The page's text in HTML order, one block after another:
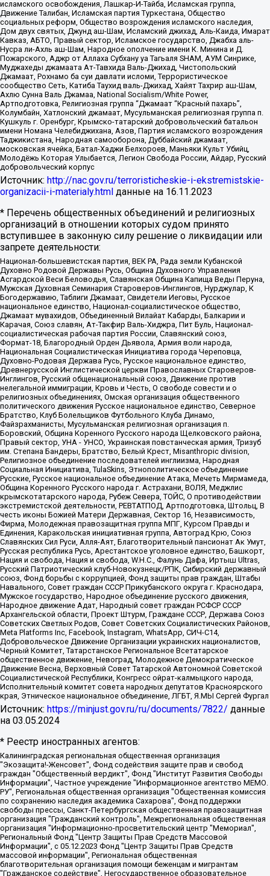
исламского освобождения, Лашкар-И-Тайба, Исламская группа,
Движение Талибан, Исламская партия Туркестана, Общество
социальных реформ, Общество возрождения исламского наследия,
Дом двух святых, Джунд аш-Шам, Исламский джихад, Аль-Каида, Имарат
Кавказ, АБТО, Правый сектор, Исламское государство, Джабха аль-
Нусра ли-Ахль аш-Шам, Народное ополчение имени К. Минина и Д.
Пожарского, Аджр от Аллаха Субхану уа Тагьаля SHAM, АУМ Синрике,
Муджахеды джамаата Ат-Тавхида Валь-Джихад, Чистопольский
Джамаат, Рохнамо ба суи давлати исломи, Террористическое
сообщество Сеть, Катиба Таухид валь-Джихад, Хайят Тахрир аш-Шам,
Ахлю Сунна Валь Джамаа, National Socialism/White Power,
Артподготовка, Религиозная группа “Джамаат “Красный пахарь”,
Колумбайн, Хатлонский джамаат, Мусульманская религиозная группа п.
Кушкуль г. Оренбург, Крымско-татарский добровольческий батальон
имени Номана Челебиджихана, Азов, Партия исламского возрождения
Таджикистана, Народная самооборона, Дуббайский джамаат,
московская ячейка, Батал-Хаджи Белхороев, Маньяки Культ Убийц,
Молодёжь Которая Улыбается, Легион Свобода России, Айдар, Русский
добровольческий корпус
Источник: http://nac.gov.ru/terroristicheskie-i-ekstremistskie-
organizacii-i-materialy.html данные на 16.11.2023
* Перечень общественных объединений и религиозных
организаций в отношении которых судом принято
вступившее в законную силу решение о ликвидации или
запрете деятельности:
Национал-большевистская партия, ВЕК РА, Рада земли Кубанской
Духовно Родовой Державы Русь, Община Духовного Управления
Асгардской Веси Беловодья, Славянская Община Капища Веды Перуна,
Мужская Духовная Семинария Староверов-Инглингов, Нурджулар, К
Богодержавию, Таблиги Джамаат, Свидетели Иеговы, Русское
национальное единство, Национал-социалистическое общество,
Джамаат мувахидов, Объединенный Вилайат Кабарды, Балкарии и
Карачая, Союз славян, Ат-Такфир Валь-Хиджра, Пит Буль, Национал-
социалистическая рабочая партия России, Славянский союз,
Формат-18, Благородный Орден Дьявола, Армия воли народа,
Национальная Социалистическая Инициатива города Череповца,
Духовно-Родовая Держава Русь, Русское национальное единство,
Древнерусской Инглистической церкви Православных Староверов-
Инглингов, Русский общенациональный союз, Движение против
нелегальной иммиграции, Кровь и Честь, О свободе совести и о
религиозных объединениях, Омская организация общественного
политического движения Русское национальное единство, Северное
Братство, Клуб Болельщиков Футбольного Клуба Динамо,
Файзрахманисты, Мусульманская религиозная организация п.
Боровский, Община Коренного Русского народа Щелковского района,
Правый сектор, УНА - УНСО, Украинская повстанческая армия, Тризуб
им. Степана Бандеры, Братство, Белый Крест, Misanthropic division,
Религиозное объединение последователей инглиизма, Народная
Социальная Инициатива, TulaSkins, Этнополитическое объединение
Русские, Русское национальное объединение Атака, Мечеть Мирмамеда,
Община Коренного Русского народа г. Астрахани, ВОЛЯ, Меджлис
крымскотатарского народа, Рубеж Севера, ТОЙС, О противодействии
экстремистской деятельности, РЕВТАТПОД, Артподготовка, Штольц, В
честь иконы Божией Матери Державная, Сектор 16, Независимость,
Фирма, Молодежная правозащитная группа МПГ, Курсом Правды и
Единения, Каракольская инициативная группа, Автоград Крю, Союз
Славянских Сил Руси, Алля-Аят, Благотворительный пансионат Ак Умут,
Русская республика Русь, Арестантское уголовное единство, Башкорт,
Нация и свобода, Нация и свобода, W.H.С., Фалунь Дафа, Иртыш Ultras,
Русский Патриотический клуб-Новокузнецк/РПК, Сибирский державный
союз, Фонд борьбы с коррупцией, Фонд защиты прав граждан, Штабы
Навального, Совет граждан СССР Прикубанского округа г. Краснодара,
Мужское государство, Народное объединение русского движения,
Народное движение Адат, Народный совет граждан РСФСР СССР
Архангельской области, Проект Штурм, Граждане СССР, Держава Союз
Советских Светлых Родов, Совет Советских Социалистических Районов,
Meta Platforms Inc, Facebook, Instagram, WhatsApp, СИЧ-С14,
Добровольческое Движение Организации украинских националистов,
Черный Комитет, Татарстанское Региональное Всетатарское
общественное движение, Невоград, Молодежное Демократическое
Движение Весна, Верховный Совет Татарской Автономной Советской
Социалистической Республики, Конгресс ойрат-калмыцкого народа,
Исполнительный комитет совета народных депутатов Красноярского
края, Этническое национальное объединение, ЛГБТ, Я.МЫ Сергей Фургал
Источник: https://minjust.gov.ru/ru/documents/7822/ данные
на 03.05.2024
* Реестр иностранных агентов:
Калининградская региональная общественная организация "Экозащита!-Женсовет", Фонд содействия защите прав и свобод граждан "Общественный вердикт", Фонд "Институт Развития Свободы Информации", Частное учреждение "Информационное агентство МЕМО. РУ", Региональная общественная организация "Общественная комиссия по сохранению наследия академика Сахарова", Фонд поддержки свободы прессы, Санкт-Петербургская общественная правозащитная организация "Гражданский контроль", Межрегиональная общественная организация "Информационно-просветительский центр "Мемориал", Региональный Фонд "Центр Защиты Прав Средств Массовой Информации", с 05.12.2023 Фонд "Центр Защиты Прав Средств массовой информации", Региональная общественная благотворительная организация помощи беженцам и мигрантам "Гражданское содействие", Негосударственное образовательное учреждение дополнительного профессионального образования (повышение квалификации) специалистов "АКАДЕМИЯ ПО ПРАВАМ ЧЕЛОВЕКА", Свердловская региональная общественная организация "Сутяжник", Автономная некоммерческая организация "Центр независимых социологических исследований", Союз общественных объединений "Российский исследовательский центр по правам человека", Региональное общественное учреждение научно-информационный центр "МЕМОРИАЛ", Некоммерческая организация "Фонд защиты гласности", Автономная некоммерческая организация "Институт прав человека", Городская общественная организация "Екатеринбургское общество "МЕМОРИАЛ", Городская общественная организация "Рязанское историко-просветительское и правозащитное общество "Мемориал" (Рязанский Мемориал), Челябинский региональный орган общественной самодеятельности – женское общественное объединение "Женщины Евразии", Челябинский региональный орган общественной самодеятельности "Уральская правозащитная группа", Фонд содействия защите здоровья и социальной справедливости имени Андрея Рылькова, Автономная Некоммерческая Организация "Аналитический Центр Юрия Левады", Автономная некоммерческая организация социальной поддержки населения "Проект Апрель", Региональная общественная организация помощи женщинам и детям, находящимся в кризисной ситуации "Информационно-методический центр "Анна", Фонд содействия развитию массовых коммуникаций и правовому просвещению "Так-так-Так", Фонд содействия устойчивому развитию "Серебряная тайга", Свердловский региональный общественный фонд социальных проектов "Новое время", "Idel.Реалии", Кавказ.Реалии, Крым.Реалии, Телеканал Настоящее Время, Татаро-башкирская служба Радио Свобода (Azatliq Radiosi), Радио Свободная Европа/Радио Свобода (PCE/PC), "Сибирь.Реалии", "Фактограф", Благотворительный фонд помощи осужденным и их семьям, Автономная некоммерческая организация "Институт глобализации и социальных движений", Фонд "В защиту прав заключенных", Частное учреждение "Центр поддержки и содействия развитию средств массовой информации", Пензенский региональный общественный благотворительный фонд "Гражданский союз", "Север.Реалии", Некоммерческая организация Фонд "Правовая инициатива", Общество с ограниченной ответственностью "Радио Свободная Европа/Радио Свобода", Чешское информационное агентство "MEDIUM-ORIENT", Красноярская региональная общественная организация "Мы против СПИДа", Камалягин Денис Николаевич, Маркелов Сергей Евгеньевич, Пономарев Лев Александрович, Савицкая Людмила Алексеевна, Автономная некоммерческая организация "Центр по работе с проблемой насилия "НАСИЛИЮ.НЕТ", Межрегиональный профессиональный союз работников здравоохранения "Альянс врачей", Юридическое лицо, зарегистрированное в Латвийской Республике, SIA "Medusa Project" (регистрационный номер 40103797863, дата регистрации 10.06.2014), Некоммерческая организация "Фонд по борьбе с коррупцией", Автономная некоммерческая организация "Институт права и публичной политики", Баданин Роман Сергеевич, Гликин Максим Александрович, Железнова Мария Михайловна, Лукьянова Юлия Сергеевна, Маетная Елизавета Витальевна, Маняхин Петр Борисович, Чуракова Ольга Владимировна, Ярош Юлия Петровна, Юридическое лицо "The Insider SIA", зарегистрированное в Риге, Латвийская Республика (дата регистрации 26.06.2015), являющееся администратором доменного имени интернет-издания "The Insider SIA", https://theins.ru, Постернак Алексей Евгеньевич, Рубин Михаил Аркадьевич, Анин Роман Александрович, Юридическое лицо Istories fonds, зарегистрированное в Латвийской Республике (регистрационный номер 50008295751, дата регистрации 24.02.2020), Великовский Дмитрий Александрович, Долинина Ирина Николаевна, Мароховская Алеся Алексеевна, Шлейнов Роман Юрьевич, Шмагун Олеся Валентиновна, Общество с ограниченной ответственностью "Альтаир 2021", Общество с ограниченной ответственностью "Вега 2021", Общество с ограниченной ответственностью "Главный редактор 2021", Общество с ограниченной ответственностью "Ромашки монолит", Важенков Артем Валерьевич, Ивановская областная общественная организация "Центр гендерных исследований", Гурман Юрий Альбертович, Медиапроект "ОВД-Инфо", Егоров Владимир Владимирович, Жилинский Владимир Александрович, Общество с ограниченной ответственностью "ЗП", Иванова София Юрьевна, Карезина Инна Павловна, Кильтау Екатерина Викторовна, Петров Алексей Викторович, Пискунов Сергей Евгеньевич, Смирнов Сергей Сергеевич, Тихонов Михаил Сергеевич, Общество с ограниченной ответственностью "ЖУРНАЛИСТ-ИНОСТРАННЫЙ АГЕНТ", Арапова Галина Юрьевна, Вольтская Татьяна Анатольевна, Американская компания "Mason G.E.S. Anonymous Foundation" (США), являющаяся владельцем интернет-издания https://mnews.world/, Компания "Stichting Bellingcat", зарегистрированная в Нидерландах (дата регистрации 11.07.2018), Захаров Андрей Вячеславович, Клепиковская Екатерина Дмитриевна, Общество с ограниченной ответственностью "МЕМО", Перл Роман Александрович, Симонов Евгений Алексеевич, Соловьева Елена Анатольевна, Сотников Даниил Владимирович, Сурначева Елизавета Дмитриевна, Автономная некоммерческая организация по защите прав человека и информированию населения "Якутия – Наше Мнение", Общество с ограниченной ответственностью "Москоу диджитал медиа", с 26.01.2023 Общество с ограниченной ответственностью "Чайка Белые сады", Ветошкина Валерия Валерьевна, Заговора Максим Александрович, Межрегиональное общественное движение "Российская ЛГБТ - сеть", Оленичев Максим Владимирович, Павлов Иван Юрьевич, Скворцова Елена Сергеевна, Общество с ограниченной ответственностью "Как бы инагент", Кочетков Игорь Викторович, Общество с ограниченной ответственностью "Честные выборы", Еланчик Олег Александрович, Общество с ограниченной ответственностью "Нобелевский призыв", Гималова Регина Эмилевна, Григорьев Андрей Валерьевич, Григорьева Алина Александровна, Ассоциация по содействию защите прав призывников, альтернативнослужащих и военнослужащих "Правозащитная группа "Гражданин.Армия.Право", Хисамова Регина Фаритовна, Автономная некоммерческая организация по реализации социально-правовых программ "Лилит", Дальневосточное общественное движение "Маяк", Санкт-Петербургская ЛГБТ-инициативная группа "Выход", Инициативная группа ЛГБТ+ "Реверс", Алексеев Андрей Викторович, Бекбулатова Таисия Львовна, Беляев Иван Михайлович, Владыкина Елена Сергеевна, Гельман Марат Александрович, Никульшина Вероника Юрьевна, Толоконникова Надежда Андреевна, Шендерович Виктор Анатольевич, Общество с ограниченной ответственностью "Данное сообщение", Общество с ограниченной ответственностью Издательский дом "Новая глава", Айнбиндер Александра Александровна, Московский комьюнити-центр для ЛГБТ+инициатив, Благотворительный фонд развития филантропии, Deutsche Welle (Германия, Kurt-Schumacher-Strasse 3, 53113 Bonn), Борзунова Мария Михайловна, Воробьев Виктор Викторович, Голубева Анна Львовна, Константинова Алла Михайловна, Малкова Ирина Владимировна, Мурадов Мурад Абдулгалимович, Осетинская Елизавета Николаевна, Понасенков Евгений Николаевич, Ганапольский Матвей Юрьевич, Киселев Евгений Алексеевич, Борухович Ирина Григорьевна, Дремин Иван Тимофеевич, Дубровский Дмитрий Викторович, Красноярская региональная общественная организация поддержки и развития альтернативных образовательных технологий и межкультурных коммуникаций "ИНТЕРРА", Маяковская Екатерина Алексеевна, Фейгин Марк Захарович, Филимонов Андрей Викторович, Дзугкоева Регина Николаевна, Доброхотов Роман Александрович, Дудь Юрий Александрович, Елкин Сергей Владимирович, Кругликов Кирилл Игоревич, Сабунаева Мария Леонидовна, Семенов Алексей Владимирович, Шаинян Карен Багратович, Шульман Екатерина Михайловна, Асафьев Артур Валерьевич, Вахштайн Виктор Семенович, Венедиктов Алексей Алексеевич, Лушникова Екатерина Евгеньевна, Волков Леонид Михайлович, Невзоров Александр Глебович, Пархоменко Сергей Борисович, Сироткин Ярослав Николаевич, Кара-Мурза Владимир Владимирович, Баранова Наталья Владимировна, Гозман Леонид Яковлевич, Кагарлицкий Борис Юльевич, Климарев Михаил Валерьевич, Милов Владимир Станиславович, Автономная некоммерческая организация Краснодарский центр современного искусства "Типография", Моргенштерн Алишер Тагирович, Соболь Любовь Эдуардовна, Общество с ограниченной ответственностью "ЛИЗА НОРМ", Каспаров Гарри Кимович, Ходорковский Михаил Борисович, Общество с ограниченной ответственностью "Апрельские тезисы", Данилович Ирина Брониславовна, Кашин Олег Владимирович, Петров Николай Владимирович, Пивоваров Алексей Владимирович, Соколов Михаил Владимирович, Цветкова Юлия Владимировна, Чичваркин Евгений Александрович, Комитет против пыток/Команда против пыток, Общество с ограниченной ответственностью "Первый научный", Общество с ограниченной ответственностью "Вертолет и ко", Белоцерковская Вероника Борисовна, Кац Максим Евгеньевич, Лазарева Татьяна Юрьевна, Шаведдинов Руслан Табризович, Яшин Илья Валерьевич, Общество с ограниченной ответственностью "Иноагент ААВ", Алешковский Дмитрий Петрович, Альбац Евгения Марковна, Быков Дмитрий Львович, Галямина Юлия Евгеньевна, Лойко Сергей Леонидович, Мартынов Кирилл Константинович, Медведев Сергей Александрович, Крашенинников Федор Геннадиевич, Гордеева Катерина Вл